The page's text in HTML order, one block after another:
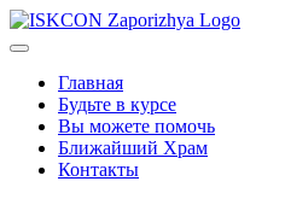
Главная
Будьте в курсе
Вы можете помочь
Ближайший Храм
Контакты